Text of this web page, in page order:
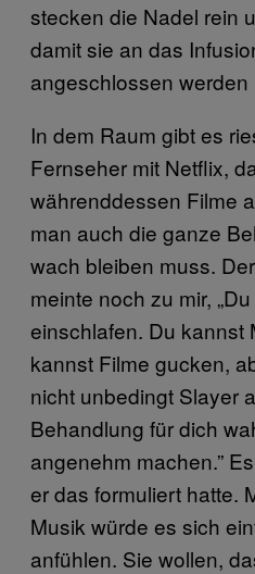
stecken die Nadel rein
damit sie an das
angeschlossen werden
In dem Raum gibt es
Fernseher mit Netflix,
währenddessen Filme
man auch die ganze
wach bleiben muss.
meinte noch zu mir,
einschlafen. Du kannst
kannst Filme gucken,
nicht unbedingt Slayer
Behandlung für dich
angenehm machen.”
er das formuliert hatte.
Musik würde es sich
anfühlen. Sie wollen,